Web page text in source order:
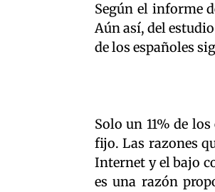
Según el informe
Aún así, del
de los españoles
Solo un 11% de
fijo. Las razones
Internet y el bajo
es una razón